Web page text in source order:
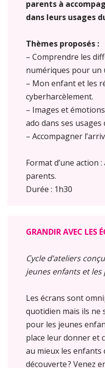
parents à
dans leurs usages
Thèmes proposés :
– Comprendre les
numériques pour un
– Mon enfant et les
cyberharcèlement.
– Images et
ado dans ses
– Accompagner
Format d’une action
parents.
Durée : 1h30
GRANDIR AVEC LES
Cycle d’ateliers
jeunes enfants et
Les écrans sont
quotidien mais ils ne
pour les jeunes
place leur donner et
au mieux les enfants
découverte ? Venez